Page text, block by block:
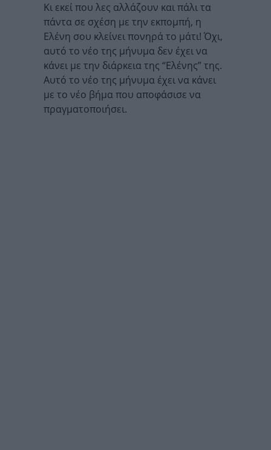
Κι εκεί που λες αλλάζουν και πάλι τα
πάντα σε σχέση με την εκπομπή, η
Ελένη σου κλείνει πονηρά το μάτι! Όχι,
αυτό το νέο της μήνυμα δεν έχει να
κάνει με την διάρκεια της “Ελένης” της.
Αυτό το νέο της μήνυμα έχει να κάνει
με το νέο βήμα που αποφάσισε να
πραγματοποιήσει.